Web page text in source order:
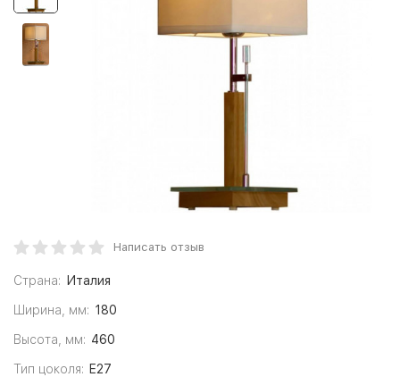
Написать отзыв
Страна: Италия
Ширина, мм: 180
Высота, мм: 460
Тип цоколя: E27